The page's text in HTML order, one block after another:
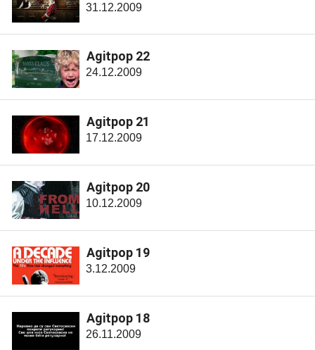
31.12.2009
Agitpop 22
24.12.2009
Agitpop 21
17.12.2009
Agitpop 20
10.12.2009
Agitpop 19
3.12.2009
Agitpop 18
26.11.2009